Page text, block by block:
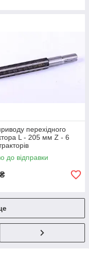
перехідного
L - 205 мм Z - 6
до відправки
₴